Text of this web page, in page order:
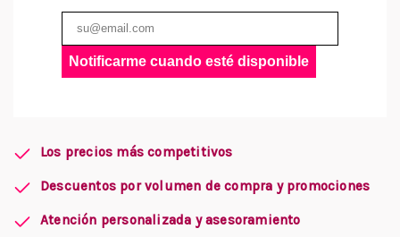
Notificarme cuando esté disponible
Los precios más competitivos
Descuentos por volumen de compra y promociones
Atención personalizada y asesoramiento